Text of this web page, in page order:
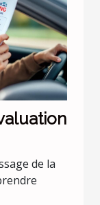
de de la